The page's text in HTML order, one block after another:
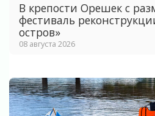
В крепости Орешек с
фестиваль
остров»
08 августа 2026